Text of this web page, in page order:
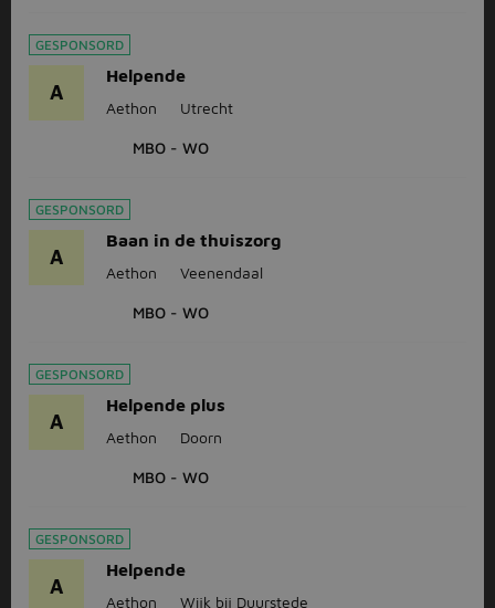
GESPONSORD
A
Helpende
Aethon Utrecht
MBO - WO
GESPONSORD
A
Baan in de thuiszorg
Aethon Veenendaal
MBO - WO
GESPONSORD
A
Helpende plus
Aethon Doorn
MBO - WO
GESPONSORD
A
Helpende
Aethon Wijk bij Duurstede